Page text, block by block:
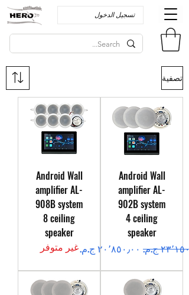
تسجيل الدخول
تصفية
Android Wall
amplifier AL-
902B system
4 ceiling
speaker
عادي
سعر البيع
Android Wall
amplifier AL-
908B system
8 ceiling
speaker
غير متوفر